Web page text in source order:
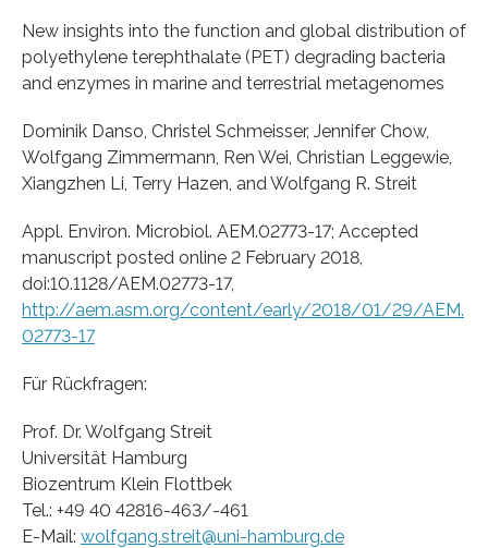
New insights into the function and global distribution of
polyethylene terephthalate (PET) degrading bacteria
and enzymes in marine and terrestrial metagenomes
Dominik Danso, Christel Schmeisser, Jennifer Chow,
Wolfgang Zimmermann, Ren Wei, Christian Leggewie,
Xiangzhen Li, Terry Hazen, and Wolfgang R. Streit
Appl. Environ. Microbiol. AEM.02773-17; Accepted
manuscript posted online 2 February 2018,
doi:10.1128/AEM.02773-17,
http://aem.asm.org/content/early/2018/01/29/AEM.
02773-17
Für Rückfragen:
Prof. Dr. Wolfgang Streit
Universität Hamburg
Biozentrum Klein Flottbek
Tel.: +49 40 42816-463/-461
E-Mail: wolfgang.streit@uni-hamburg.de